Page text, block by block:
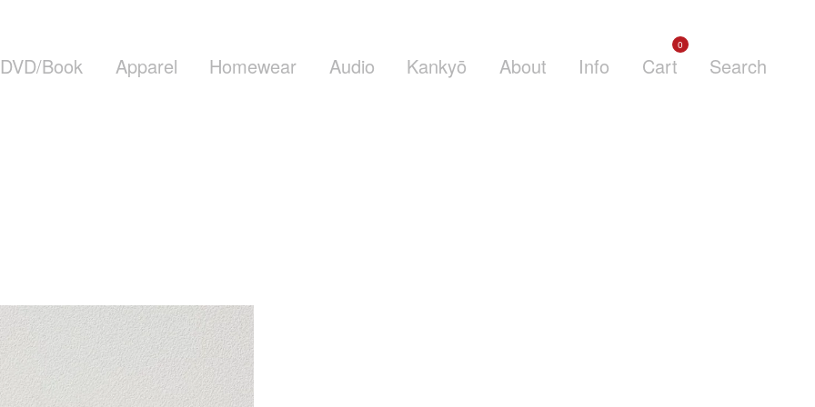
DVD/Book Apparel Homewear Audio Kankyō About Info Cart
0
Search